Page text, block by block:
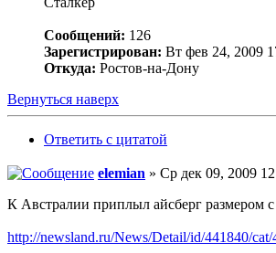
Сообщений: 126
Зарегистрирован: Вт фев 24, 2009
Откуда: Ростов-на-Дону
Вернуться наверх
Ответить с цитатой
elemian » Ср дек 09, 2009
К Австралии приплыл айсберг размером
http://newsland.ru/News/Detail/id/441840/cat/